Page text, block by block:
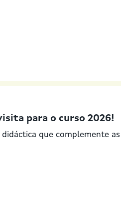
para o curso 2026!
que complemente